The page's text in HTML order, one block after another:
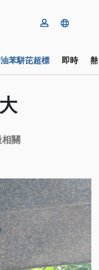
苯駢芘超標 即時
關